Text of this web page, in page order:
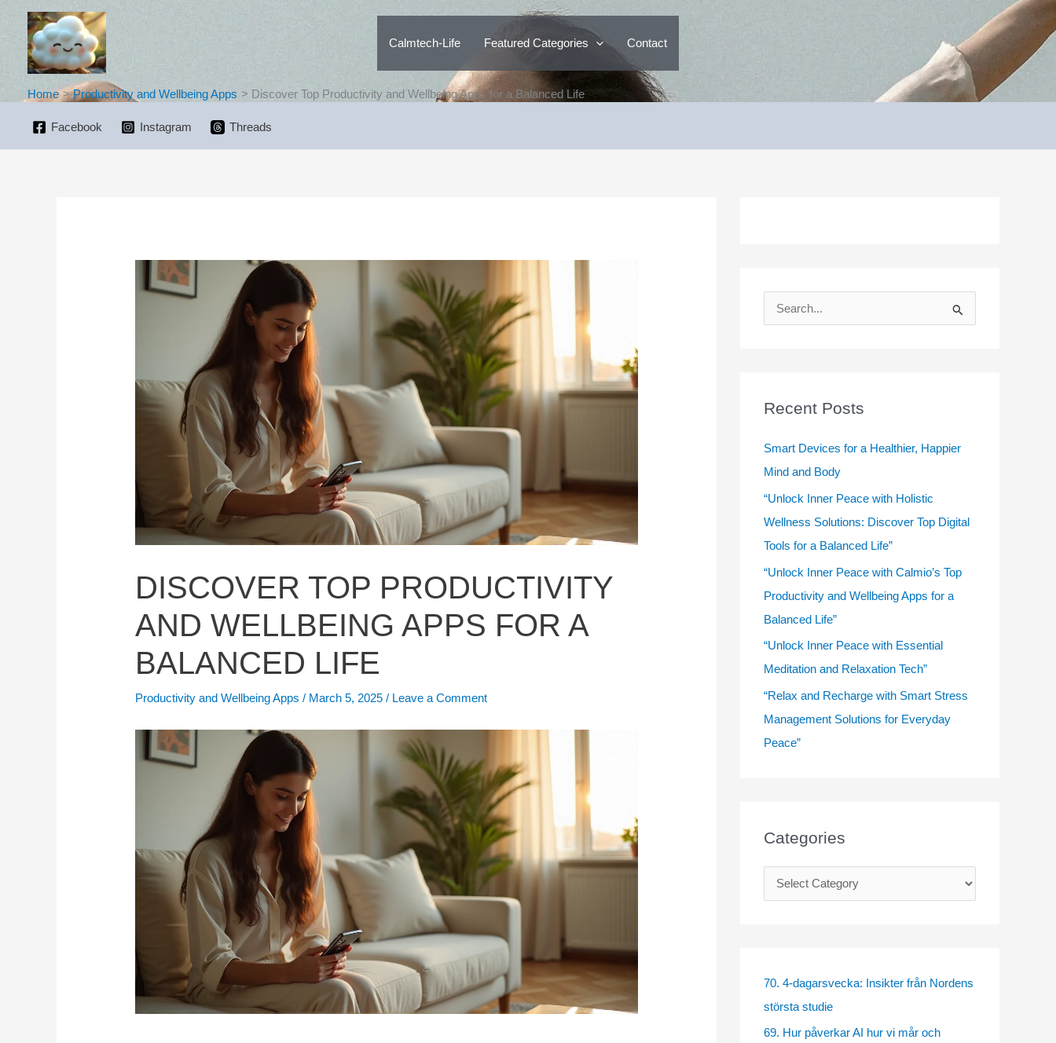
content
Calmtech-Life Featured Categories Contact
Home Productivity and Wellbeing Apps Discover Top Productivity and Wellbeing Apps for a Balanced Life
Facebook Instagram Threads
DISCOVER TOP PRODUCTIVITY
AND WELLBEING APPS FOR A
BALANCED LIFE
Productivity and Wellbeing Apps / March 5, 2025/ Leave a Comment
e
f
o
Recent Posts
Smart Devices for a Healthier, Happier
Mind and Body
“Unlock Inner Peace with Holistic
Wellness Solutions: Discover Top Digital
Tools for a Balanced Life”
“Unlock Inner Peace with Calmio’s Top
Productivity and Wellbeing Apps for a
Balanced Life”
“Unlock Inner Peace with Essential
Meditation and Relaxation Tech”
“Relax and Recharge with Smart Stress
Management Solutions for Everyday
Peace”
Categories
a
70. 4-dagarsvecka: Insikter från Nordens
största studie
69. Hur påverkar AI hur vi mår och